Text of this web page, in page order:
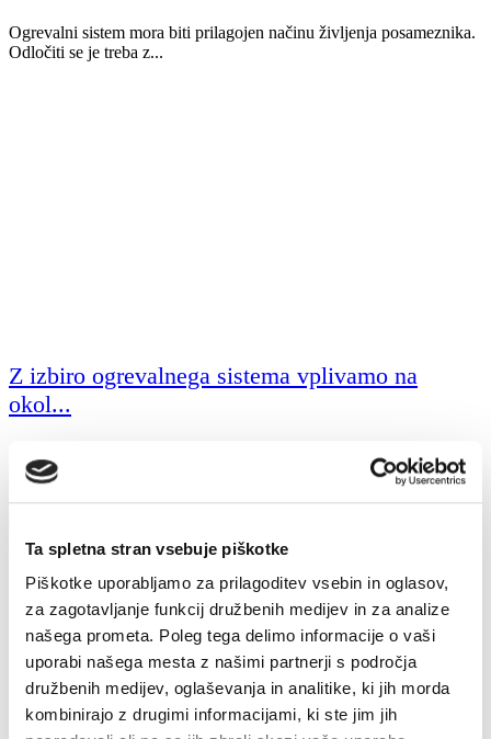
Ta spletna stran vsebuje piškotke
Piškotke uporabljamo za prilagoditev vsebin in oglasov,
za zagotavljanje funkcij družbenih medijev in za analize
našega prometa. Poleg tega delimo informacije o vaši
uporabi našega mesta z našimi partnerji s področja
družbenih medijev, oglaševanja in analitike, ki jih morda
kombinirajo z drugimi informacijami, ki ste jim jih
Ogrevalni sistem mora biti prilagojen načinu življenja posameznika.
Odločiti se je treba z...
Z izbiro ogrevalnega sistema vplivamo na
okol...
20. 07. 2017
OkoljePametna hiša
izbiro najprimernejšeg...